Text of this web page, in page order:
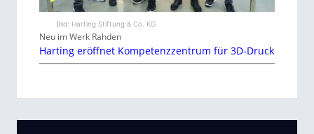
Bild: Harting Stiftung & Co. KG
Neu im Werk Rahden
Harting eröffnet Kompetenzzentrum für 3D-Druck